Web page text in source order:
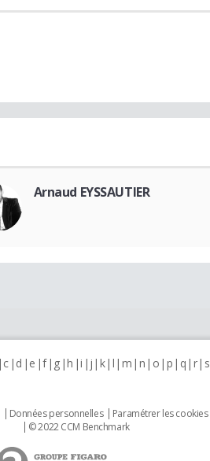
Arnaud EYSSAUTIER
c d e f g h i j k l m n o p q r s
Données personnelles Paramétrer les cookies
© 2022 CCM Benchmark